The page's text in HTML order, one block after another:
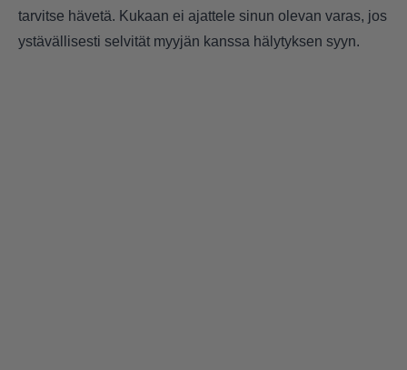
tarvitse hävetä. Kukaan ei ajattele sinun olevan varas, jos
ystävällisesti selvität myyjän kanssa hälytyksen syyn.